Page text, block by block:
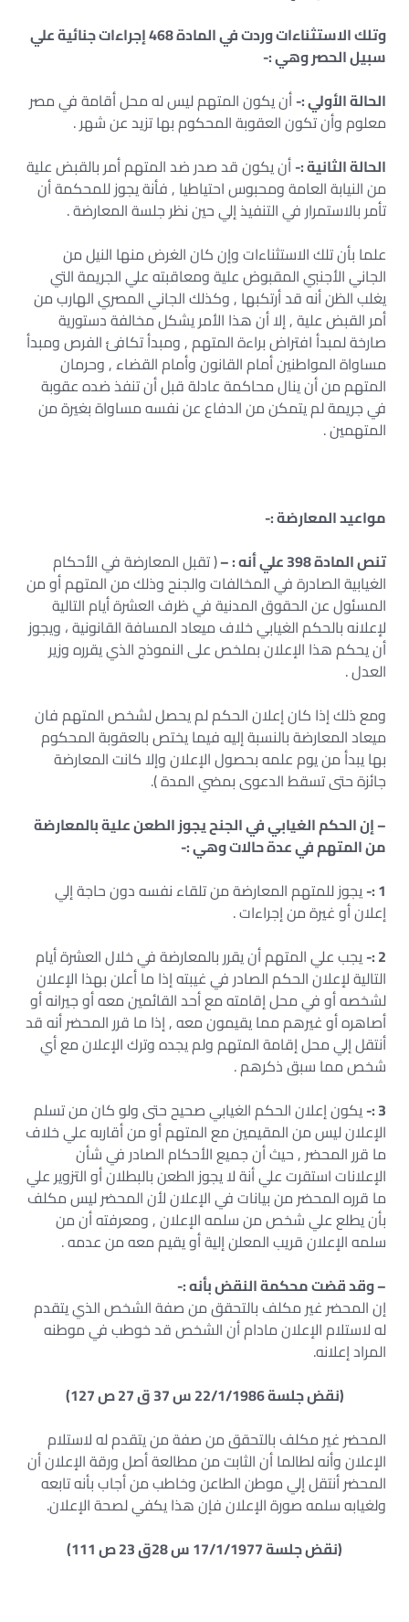
وتلك الاستثناءات وردت في المادة 468 إجراءات جنائية علي
سبيل الحصر وهي :-
الحالة الأولي :-أن يكون المتهم ليس له محل أقامة في مصر
معلوم وأن تكون العقوبة المحكوم بها تزيد عن شهر .
الحالة الثانية :-أن يكون قد صدر ضد المتهم أمر بالقبض علية
من النيابة العامة ومحبوس احتياطيا , فأنة يجوز للمحكمة أن
تأمر بالاستمرار في التنفيذ إلي حين نظر جلسة المعارضة .
علما بأن تلك الاستثناءات وإن كان الغرض منها النيل من
الجاني الأجنبي المقبوض علية ومعاقبته علي الجريمة التي
يغلب الظن أنه قد أرتكبها , وكذلك الجاني المصري الهارب من
أمر القبض علية , إلا أن هذا الأمر يشكل مخالفة دستورية
صارخة لمبدأ افتراض براءة المتهم , ومبدأ تكافئ الفرص ومبدأ
مساواة المواطنين أمام القانون وأمام القضاء , وحرمان
المتهم من أن ينال محاكمة عادلة قبل أن تنفذ ضده عقوبة
في جريمة لم يتمكن من الدفاع عن نفسه مساواة بغيرة من
المتهمين .
مواعيد المعارضة :-
تنص المادة 398 علي أنه : –
( تقبل المعارضة في الأحكام
الغيابية الصادرة في المخالفات والجنح وذلك من المتهم أو من
المسئول عن الحقوق المدنية في ظرف العشرة أيام التالية
لإعلانه بالحكم الغيابي خلاف ميعاد المسافة القانونية ، ويجوز
أن يحكم هذا الإعلان بملخص على النموذج الذي يقرره وزير
العدل .
ومع ذلك إذا كان إعلان الحكم لم يحصل لشخص المتهم فان
ميعاد المعارضة بالنسبة إليه فيما يختص بالعقوبة المحكوم
بها يبدأ من يوم علمه بحصول الإعلان وإلا كانت المعارضة
جائزة حتى تسقط الدعوى بمضي المدة ).
– إن الحكم الغيابي في الجنح يجوز الطعن علية بالمعارضة
من المتهم في عدة حالات وهي :-
1 :- يجوز للمتهم المعارضة من تلقاء نفسه دون حاجة إلي
إعلان أو غيرة من إجراءات .
2 :- يجب علي المتهم أن يقرر بالمعارضة في خلال العشرة أيام
التالية لإعلان الحكم الصادر في غيبته إذا ما أعلن بهذا الإعلان
لشخصه أو في محل إقامته مع أحد القائمين معه أو جيرانه أو
أصاهره أو غيرهم مما يقيمون معه , إذا ما قرر المحضر أنه قد
أنتقل إلي محل إقامة المتهم ولم يجده وترك الإعلان مع أي
شخص مما سبق ذكرهم .
3 :- يكون إعلان الحكم الغيابي صحيح حتى ولو كان من تسلم
الإعلان ليس من المقيمين مع المتهم أو من أقاربه علي خلاف
ما قرر المحضر , حيث أن جميع الأحكام الصادر في شأن
الإعلانات استقرت علي أنة لا يجوز الطعن بالبطلان أو التزوير علي
ما قرره المحضر من بيانات في الإعلان لأن المحضر ليس مكلف
بأن يطلع علي شخص من سلمه الإعلان , ومعرفته أن من
سلمه الإعلان قريب المعلن إلية أو يقيم معه من عدمه .
– وقد قضت محكمة النقض بأنه :-
إن المحضر غير مكلف بالتحقق من صفة الشخص الذي يتقدم
له لاستلام الإعلان مادام أن الشخص قد خوطب في موطنه
المراد إعلانه.
(نقض جلسة 22/1/1986 س 37 ق 27 ص 127)
المحضر غير مكلف بالتحقق من صفة من يتقدم له لاستلام
الإعلان وأنه لطالما أن الثابت من مطالعة أصل ورقة الإعلان أن
المحضر أنتقل إلي موطن الطاعن وخاطب من أجاب بأنه تابعه
ولغيابه سلمه صورة الإعلان فإن هذا يكفي لصحة الإعلان.
(نقض جلسة 17/1/1977 س 28ق 23 ص 111)